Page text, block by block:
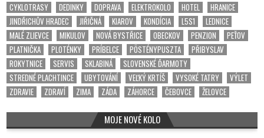
CYKLOTRASY
DEDINKY DOPRAVA ELEKTROKOLO HOTEL
HRANICE
JINDŘICHŮV HRADEC
JIŘIČNÁ KIAROV KONDÍCIA L5S1
LEDNICE
MALÉ ZLIEVCE
MIKULOV NOVÁ BYSTŘICE OBECKOV PENZION
PEŤOV
PLATNIČKA
PLOTÉNKY PRÍBELCE PÖSTÉNYPUSZTA
PŘIBYSLAV
ROKYTNICE
SERVIS SKLABINÁ
SLOVENSKÉ ĎARMOTY
STREDNÉ PLACHTINCE
UBYTOVÁNÍ VEĽKÝ KRTÍŠ VYSOKÉ TATRY
VÝLET
ZDRAVIE
ZDRAVÍ ZIMA ZÁDA ZÁHORCE ČEBOVCE ŽELOVCE
MOJE NOVÉ KOLO